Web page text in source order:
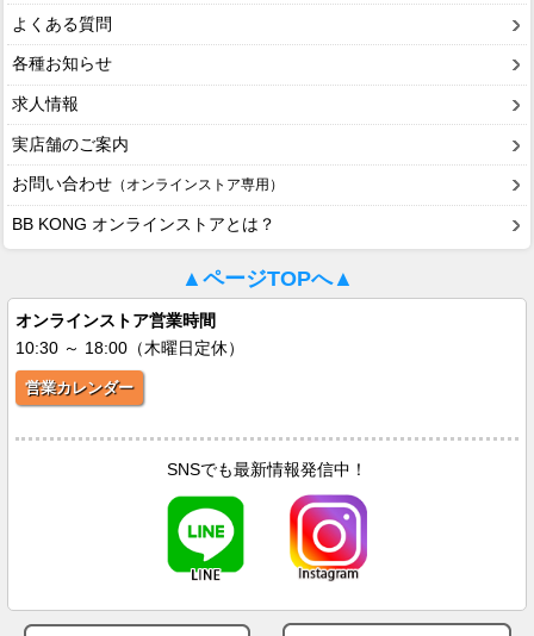
よくある質問
各種お知らせ
求人情報
実店舗のご案内
お問い合わせ （オンラインストア専用）
BB KONG オンラインストアとは？
▲ページTOPへ▲
オンラインストア営業時間
10:30 ～ 18:00（木曜日定休）
営業カレンダー
SNSでも最新情報発信中！